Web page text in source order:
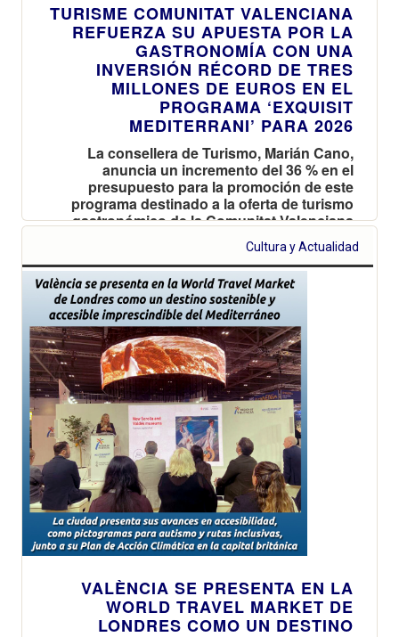
TURISME COMUNITAT VALENCIANA
REFUERZA SU APUESTA POR LA
GASTRONOMÍA CON UNA
INVERSIÓN RÉCORD DE TRES
MILLONES DE EUROS EN EL
PROGRAMA ‘EXQUISIT
MEDITERRANI’ PARA 2026
La consellera de Turismo, Marián Cano,
anuncia un incremento del 36 % en el
presupuesto para la promoción de este
programa destinado a la oferta de turismo
gastronómico de la Comunitat Valenciana
Cultura y Actualidad
VALÈNCIA SE PRESENTA EN LA
WORLD TRAVEL MARKET DE
LONDRES COMO UN DESTINO